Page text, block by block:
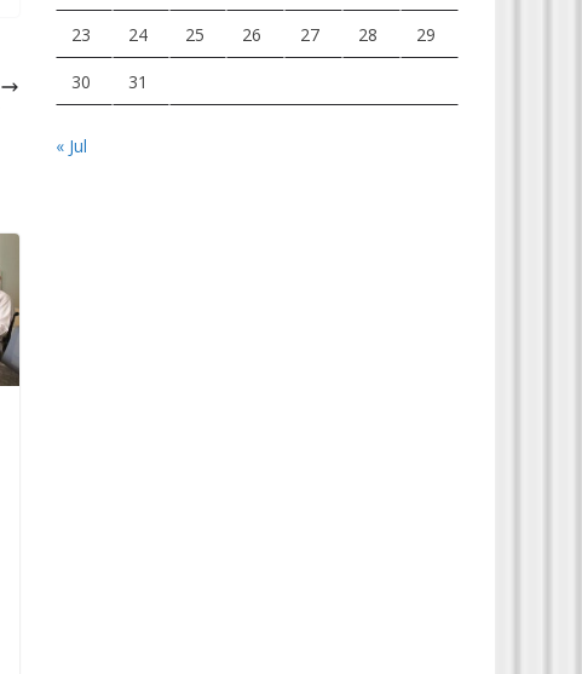
23 24 25 26 27 28 29
30 31
« Jul